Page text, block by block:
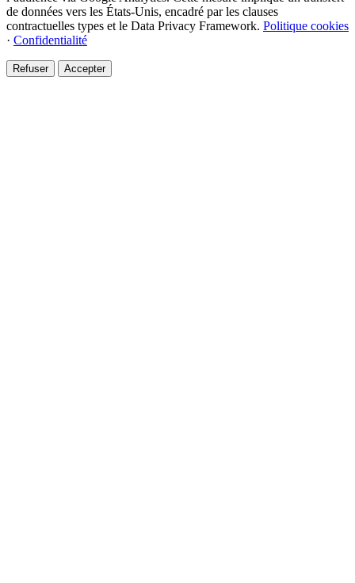
de données vers les États-Unis, encadré par les clauses
contractuelles types et le Data Privacy Framework. Politique cookies
· Confidentialité
Refuser Accepter